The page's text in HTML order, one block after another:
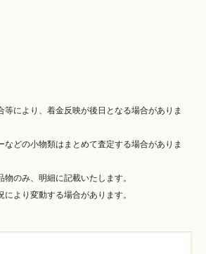
により、着金反映が後日となる場合がありま
どの小物類はまとめて査定する場合がありま
のみ、明細に記載いたします。
より変動する場合があります。